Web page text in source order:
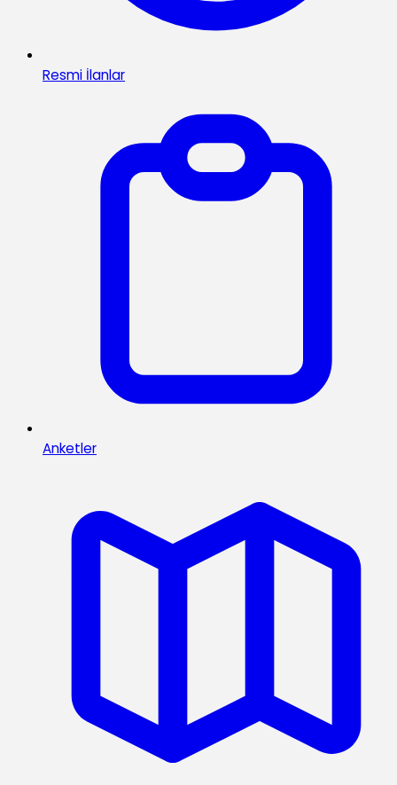
Resmi İlanlar
Anketler